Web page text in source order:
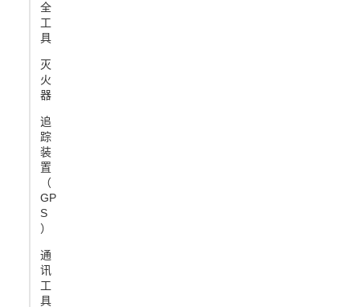
全
工
具
灭
火
器
追
踪
装
置
（
GP
S
）
通
讯
工
具